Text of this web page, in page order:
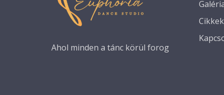
Ahol minden a tánc körül forog